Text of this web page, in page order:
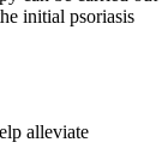
initial psoriasis
alleviate